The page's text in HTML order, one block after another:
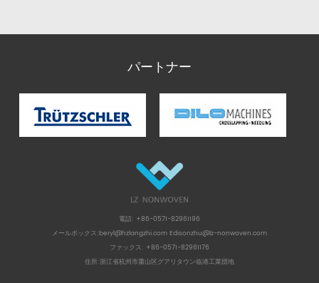
パートナー
電話: +86-0571-82961196
メールボックス:beryl@hzlangzhi.com Edisonzhu@lz-nonwoven.com
ファックス: +86-0571-82961176
住所:浙江省杭州市蕭山区グアリタウン临港工業団地